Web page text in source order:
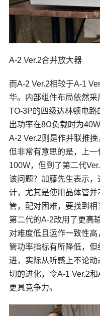
A-2 Ver.2合并放大器
而A-2 Ver.2相较于A-1
华。内部组件布局依然
TO-3P的四级达林顿电路
出功率在8Ω负载时为
A-2 Ver.2则是作并联推
但非常有意思的是，上
100W，但到了第二代
该问题？加藤先生表示
计，尤其是使用晶体管
管，配对困难，要找到
第二代的A-2改用了更高
对难度低且运作一致性
管功率指标有所降低，
进，实际从听感上不论
切的进化，令A-1 Ver.2
更具竞争力。